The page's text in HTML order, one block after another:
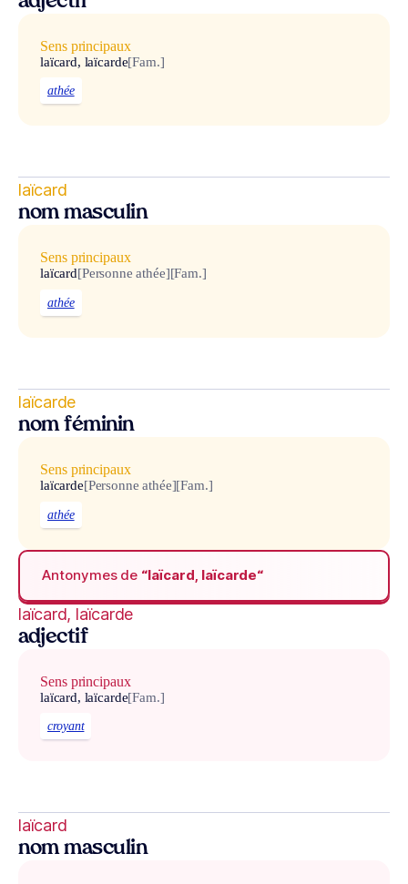
Sens principaux
laïcard, laïcarde[Fam.]
athée
laïcard
nom masculin
Sens principaux
laïcard[Personne athée][Fam.]
athée
laïcarde
nom féminin
Sens principaux
laïcarde[Personne athée][Fam.]
athée
Antonymes de “laïcard, laïcarde“
laïcard, laïcarde
adjectif
Sens principaux
laïcard, laïcarde[Fam.]
croyant
laïcard
nom masculin